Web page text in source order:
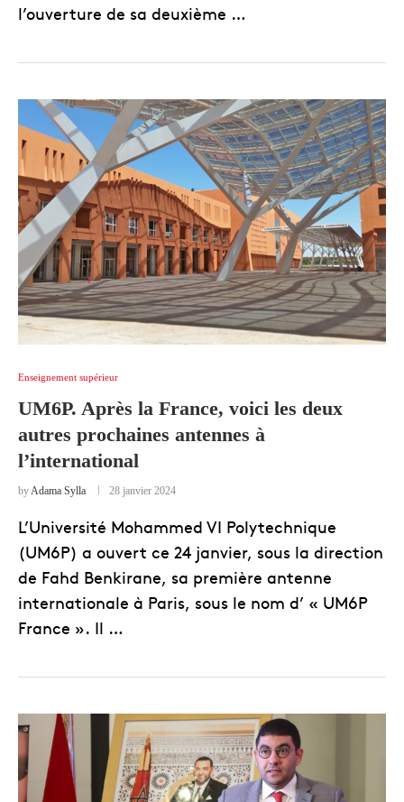
l’ouverture de sa deuxième …
Enseignement supérieur
UM6P. Après la France, voici les deux
autres prochaines antennes à
l’international
byAdama Sylla 28 janvier 2024
L’Université Mohammed VI Polytechnique
(UM6P) a ouvert ce 24 janvier, sous la direction
de Fahd Benkirane, sa première antenne
internationale à Paris, sous le nom d’ « UM6P
France ». Il …